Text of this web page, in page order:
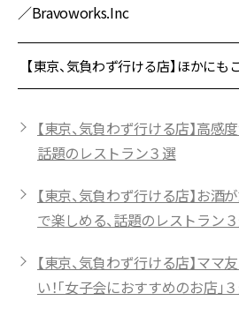
／Bravoworks.Inc
【東京、気負わず行ける店】ほかに
【東京、気負わず行ける店】高感
話題のレストラン３選
【東京、気負わず行ける店】お
で楽しめる、話題のレストラン
【東京、気負わず行ける店】マ
い！「女子会におすすめのお店」